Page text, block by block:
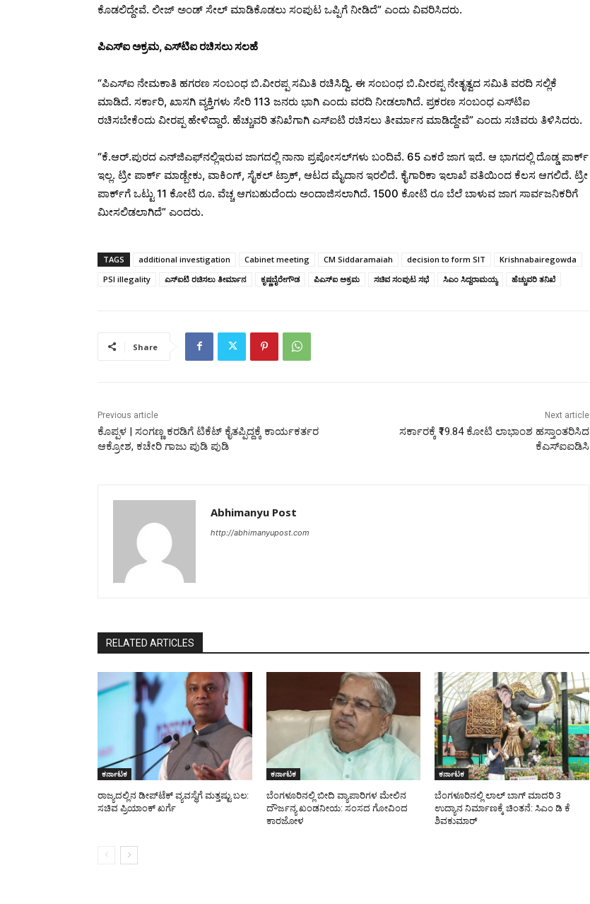
ಕೊಡಲಿದ್ದೇವೆ. ಲೀಜ್ ಅಂಡ್ ಸೇಲ್‌ ಮಾಡಿಕೊಡಲು‌ ಸಂಪುಟ ಒಪ್ಪಿಗೆ ನೀಡಿದೆ” ಎಂದು ವಿವರಿಸಿದರು.
ಪಿಎಸ್‌ಐ ಅಕ್ರಮ, ಎಸ್​ಟಿಐ ರಚಿಸಲು ಸಲಹೆ
“ಪಿಎಸ್‌ಐ ನೇಮಕಾತಿ ಹಗರಣ ಸಂಬಂಧ ಬಿ.ವೀರಪ್ಪ ಸಮಿತಿ ರಚಿಸಿದ್ವಿ. ಈ ಸಂಬಂಧ ಬಿ.ವೀರಪ್ಪ ನೇತೃತ್ವದ ಸಮಿತಿ ವರದಿ ಸಲ್ಲಿಕೆ
ಮಾಡಿದೆ. ಸರ್ಕಾರಿ, ಖಾಸಗಿ ವ್ಯಕ್ತಿಗಳು ಸೇರಿ 113 ಜನರು ಭಾಗಿ ಎಂದು ವರದಿ ನೀಡಲಾಗಿದೆ. ಪ್ರಕರಣ ಸಂಬಂಧ ಎಸ್​ಟಿಐ
ರಚಿಸಬೇಕೆಂದು ವೀರಪ್ಪ ಹೇಳಿದ್ದಾರೆ. ಹೆಚ್ಚುವರಿ ತನಿಖೆಗಾಗಿ ಎಸ್​ಐಟಿ‌ ರಚಿಸಲು ತೀರ್ಮಾನ ಮಾಡಿದ್ದೇವೆ” ಎಂದು ಸಚಿವರು ತಿಳಿಸಿದರು.
“ಕೆ.ಆರ್.ಪುರದ ಎನ್‌ಜಿಎಫ್​ನಲ್ಲಿ‌ಇರುವ ಜಾಗದಲ್ಲಿ ನಾನಾ ಪ್ರಪೋಸಲ್​ಗಳು ಬಂದಿವೆ. 65 ಎಕರೆ ಜಾಗ ಇದೆ. ಆ ಭಾಗದಲ್ಲಿ ದೊಡ್ಡ ಪಾರ್ಕ್
ಇಲ್ಲ. ಟ್ರೀ ಪಾರ್ಕ್ ಮಾಡ್ಬೇಕು, ವಾಕಿಂಗ್, ಸೈಕಲ್ ಟ್ರಾಕ್, ಆಟದ ಮೈದಾನ ಇರಲಿದೆ. ಕೈಗಾರಿಕಾ ಇಲಾಖೆ ವತಿಯಿಂದ ಕೆಲಸ ಆಗಲಿದೆ. ಟ್ರೀ
ಪಾರ್ಕ್​​ಗೆ ಒಟ್ಟು 11 ಕೋಟಿ ರೂ. ವೆಚ್ಚ ಆಗಬಹುದೆಂದು‌ ಅಂದಾಜಿಸಲಾಗಿದೆ. 1500 ಕೋಟಿ ರೂ ಬೆಲೆ ಬಾಳುವ ಜಾಗ ಸಾರ್ವಜನಿಕರಿಗೆ
ಮೀಸಲಿಡಲಾಗಿದೆ” ಎಂದರು.
TAGS additional investigation Cabinet meeting CM Siddaramaiah decision to form SIT
Krishnabairegowda
PSI illegality
ಎಸ್​ಐಟಿ‌ ರಚಿಸಲು ತೀರ್ಮಾನ ಕೃಷ್ಣಬೈರೇಗೌಡ ಪಿಎಸ್‌ಐ ಅಕ್ರಮ ಸಚಿವ ಸಂಪುಟ ಸಭೆ ಸಿಎಂ ಸಿದ್ದರಾಮಯ್ಯ ಹೆಚ್ಚುವರಿ ತನಿಖೆ
Share
Previous article
ಕೊಪ್ಪಳ | ಸಂಗಣ್ಣ ಕರಡಿಗೆ ಟಿಕೆಟ್‌ ಕೈತಪ್ಪಿದ್ದಕ್ಕೆ ಕಾರ್ಯಕರ್ತರ
ಆಕ್ರೋಶ, ಕಚೇರಿ ಗಾಜು ಪುಡಿ ಪುಡಿ
Next article
ಸರ್ಕಾರಕ್ಕೆ ₹19.84 ಕೋಟಿ ಲಾಭಾಂಶ ಹಸ್ತಾಂತರಿಸಿದ
ಕೆಎಸ್ಐಐಡಿಸಿ
Abhimanyu Post
http://abhimanyupost.com
RELATED ARTICLES
ಕರ್ನಾಟಕ
ರಾಜ್ಯದಲ್ಲಿನ ಡೀಪ್‌ಟೆಕ್‌ ವ್ಯವಸ್ಥೆಗೆ ಮತ್ತಷ್ಟು ಬಲ:
ಸಚಿವ ಪ್ರಿಯಾಂಕ್ ಖರ್ಗೆ
ಕರ್ನಾಟಕ
ಬೆಂಗಳೂರಿನಲ್ಲಿ ಬೀದಿ ವ್ಯಾಪಾರಿಗಳ ಮೇಲಿನ
ದೌರ್ಜನ್ಯ ಖಂಡನೀಯ: ಸಂಸದ ಗೋವಿಂದ
ಕಾರಜೋಳ
ಕರ್ನಾಟಕ
ಬೆಂಗಳೂರಿನಲ್ಲಿ ಲಾಲ್ ಬಾಗ್ ಮಾದರಿ 3
ಉದ್ಯಾನ ನಿರ್ಮಾಣಕ್ಕೆ ಚಿಂತನೆ: ಸಿಎಂ ಡಿ ಕೆ
ಶಿವಕುಮಾರ್